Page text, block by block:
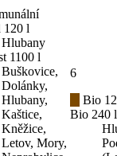
120 l
Hlubany
1100 l
Buškovice,
Dolánky,
Hlubany,
Kaštice,
Kněžice,
Letov, Mory,
6
Bio
Bio 240 l